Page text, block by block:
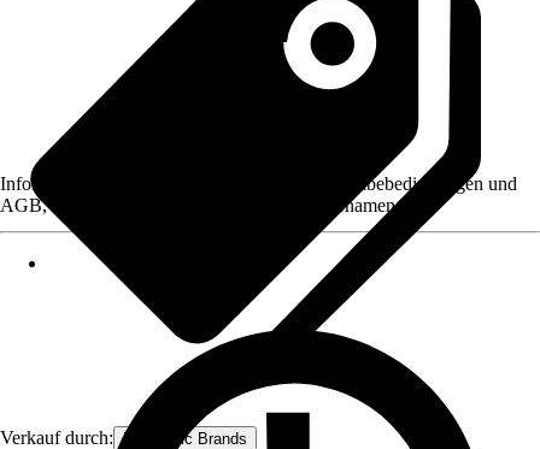
Verkauf durch: Hanseatic Brands
Informationen des Verkäufers, wie z. B. Rückgabebedingungen und
AGB, finden Sie bei Klick auf den Verkäufernamen.